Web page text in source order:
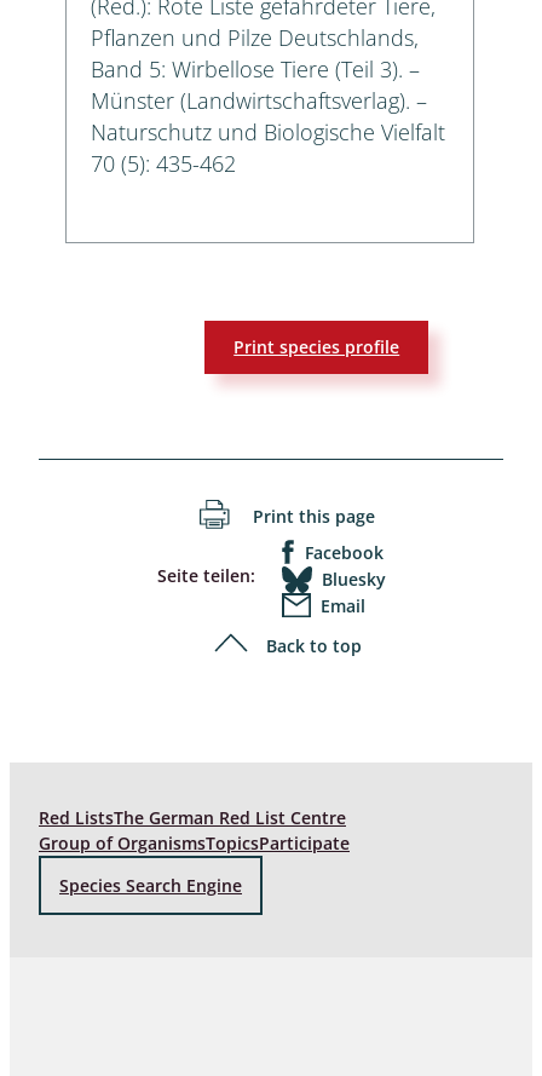
(Red.): Rote Liste gefährdeter Tiere,
Pflanzen und Pilze Deutschlands,
Band 5: Wirbellose Tiere (Teil 3). –
Münster (Landwirtschaftsverlag). –
Naturschutz und Biologische Vielfalt
70 (5): 435-462
Print species profile
Print this page
Seite teilen:
Facebook
Bluesky
Email
Back to top
Red ListsThe German Red List Centre
Group of OrganismsTopicsParticipate
Species Search Engine